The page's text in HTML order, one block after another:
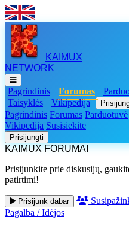
KAIMUX
NETWORK
Pagrindinis Forumas
Taisyklės
Vikipedija
Pagrindinis Forumas Parduotuvė
Vikipedija Susisiekite
Prisijungti
KAIMUX FORUMAI
Prisijunkite prie diskusijų,
patirtimi!
Prisijunk dabar
Pagalba / Idėjos